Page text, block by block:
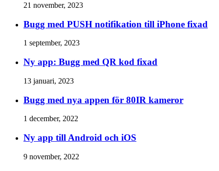
21 november, 2023
Bugg med PUSH notifikation till iPhone fixad
1 september, 2023
Ny app: Bugg med QR kod fixad
13 januari, 2023
Bugg med nya appen för 80IR kameror
1 december, 2022
Ny app till Android och iOS
9 november, 2022